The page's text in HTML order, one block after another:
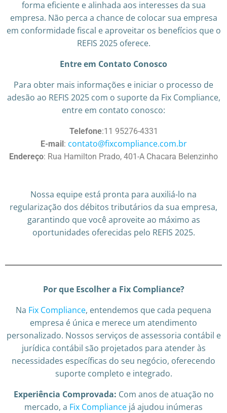
forma eficiente e alinhada aos interesses da sua
empresa. Não perca a chance de colocar sua empresa
em conformidade fiscal e aproveitar os benefícios que o
REFIS 2025 oferece.
Entre em Contato Conosco
Para obter mais informações e iniciar o processo de
adesão ao REFIS 2025 com o suporte da Fix Compliance,
entre em contato conosco:​
Telefone:11 95276-4331​
E-mail: contato@fixcompliance.com.br
Endereço: Rua Hamilton Prado, 401-A Chacara Belenzinho
Nossa equipe está pronta para auxiliá-lo na
regularização dos débitos tributários da sua empresa,
garantindo que você aproveite ao máximo as
oportunidades oferecidas pelo REFIS 2025.
Por que Escolher a Fix Compliance?
Na Fix Compliance, entendemos que cada pequena
empresa é única e merece um atendimento
personalizado. Nossos serviços de assessoria contábil e
jurídica contábil são projetados para atender às
necessidades específicas do seu negócio, oferecendo
suporte completo e integrado.
Experiência Comprovada: Com anos de atuação no
mercado, a Fix Compliance já ajudou inúmeras